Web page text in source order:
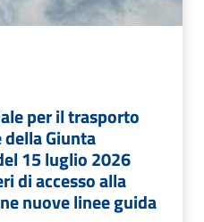
per il trasporto
Giunta
15 luglio 2026
di accesso alla
nuove linee guida